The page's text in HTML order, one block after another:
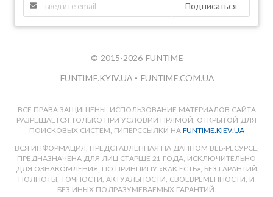
Подписаться
© 2015-2026 FUNTIME
FUNTIME.KYIV.UA • FUNTIME.COM.UA
ВСЕ ПРАВА ЗАЩИЩЕНЫ. ИСПОЛЬЗОВАНИЕ МАТЕРИАЛОВ САЙТА
РАЗРЕШАЕТСЯ ТОЛЬКО ПРИ УСЛОВИИ ПРЯМОЙ, ОТКРЫТОЙ ДЛЯ
ПОИСКОВЫХ СИСТЕМ, ГИПЕРССЫЛКИ НА FUNTIME.KIEV.UA
ВСЯ ИНФОРМАЦИЯ, ПРЕДСТАВЛЕННАЯ НА ДАННОМ ВЕБ-РЕСУРСЕ,
ПРЕДНАЗНАЧЕНА ДЛЯ ЛИЦ СТАРШЕ 21 ГОДА, ИСКЛЮЧИТЕЛЬНО
ДЛЯ ОЗНАКОМЛЕНИЯ, ПО ПРИНЦИПУ «КАК ЕСТЬ», БЕЗ ГАРАНТИЙ
ПОЛНОТЫ, ТОЧНОСТИ, АКТУАЛЬНОСТИ, СВОЕВРЕМЕННОСТИ, И
БЕЗ ИНЫХ ПОДРАЗУМЕВАЕМЫХ ГАРАНТИЙ.